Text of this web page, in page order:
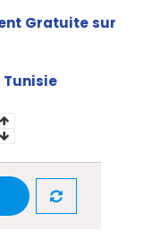
Gratuite sur
Tunisie